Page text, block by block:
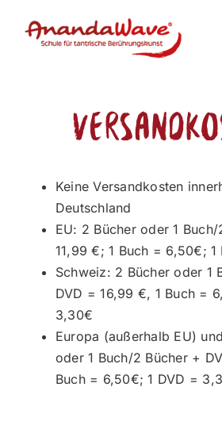
Inhalt
Keine Versandkosten
Deutschland
EU: 2 Bücher oder 1
11,99 €; 1 Buch = 6,50€;
Schweiz: 2 Bücher oder 1
DVD = 16,99 €, 1 Buch =
3,30€
Europa (außerhalb EU)
oder 1 Buch/2 Bücher +
Buch = 6,50€; 1 DVD =